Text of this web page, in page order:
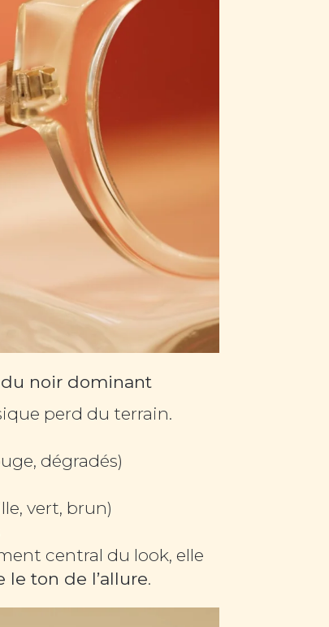
du noir dominant
perd du terrain.
dégradés)
vert, brun)
central du look, elle
le ton de l’allure.